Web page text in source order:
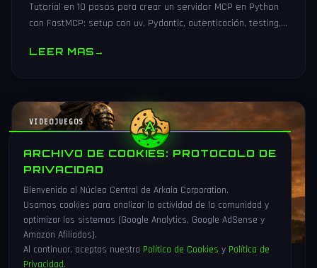
Tutorial en 10 pasos para crear un servidor MCP en Python
con FastMCP: setup con uv, Pydantic, autenticación, testing,
LEER MAS→
VIDEOJUEGOS
ARCHIVO DE COOKIES: PROTOCOLO DE
PRIVACIDAD
Bienvenido al Núcleo Central de Arkaia Corporation.
Usamos cookies para analizar la actividad de la comunidad y
optimizar los sistemas (Google Analytics, Google AdSense y
Amazon Afiliados).
Al continuar, aceptas nuestra Política de Cookies y Política de
Privacidad.